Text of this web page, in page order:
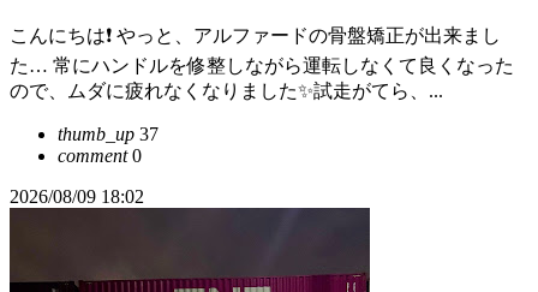
こんにちは❗️ やっと、アルファードの骨盤矯正が出来まし
た… 常にハンドルを修整しながら運転しなくて良くなった
ので、ムダに疲れなくなりました✨試走がてら、...
thumb_up 37
comment0
2026/08/09 18:02